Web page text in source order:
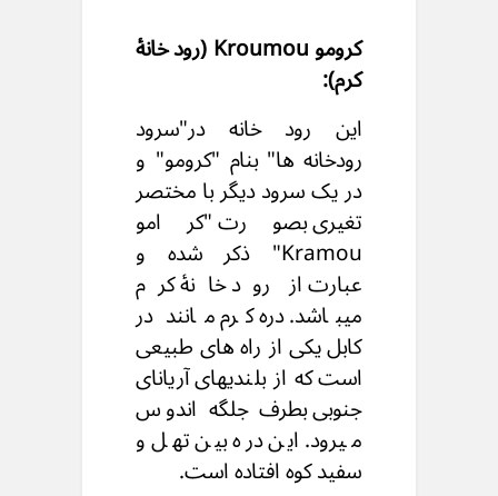
کرومو Kroumou (رود خانۀ
کرم):
این رود خانه در"سرود
رودخانه ها" بنام "کرومو" و
در یک سرود دیگر با مختصر
تغیری بصورت "کرامو
Kramou" ذکر شده و
عبارت از رود خانۀ کرم
میباشد. دره کرم مانند در
کابل یکی از راه های طبیعی
است که از بلندیهای آریانای
جنوبی بطرف جلگه اندوس
میرود. این دره بین تهل و
سفید کوه افتاده است.